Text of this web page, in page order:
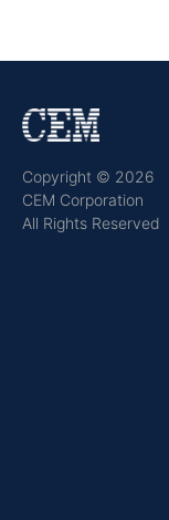
Copyright © 2026
CEM Corporation
All Rights Reserved